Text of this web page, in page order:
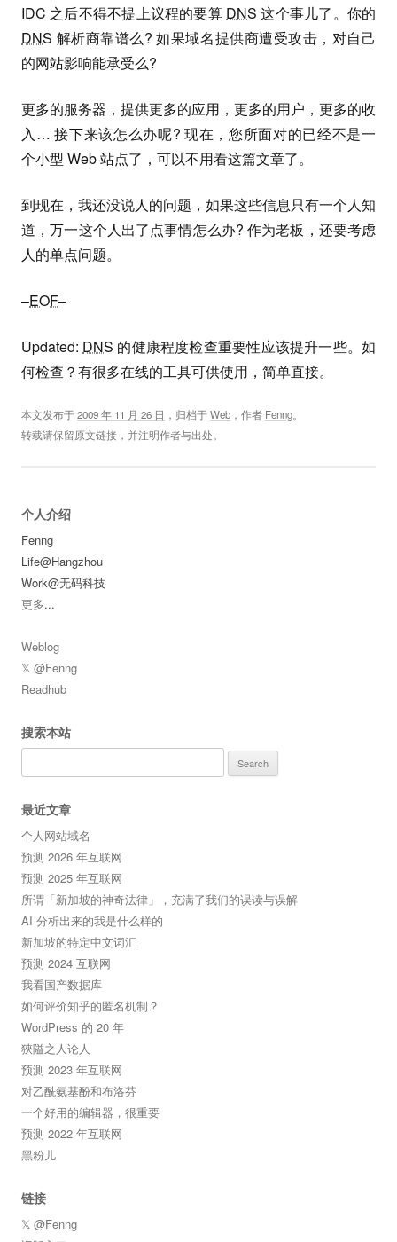
IDC 之后不得不提上议程的要算 DNS 这个事儿了。你的
DNS 解析商靠谱么? 如果域名提供商遭受攻击，对自己
的网站影响能承受么?
更多的服务器，提供更多的应用，更多的用户，更多的收
入… 接下来该怎么办呢? 现在，您所面对的已经不是一
个小型 Web 站点了，可以不用看这篇文章了。
到现在，我还没说人的问题，如果这些信息只有一个人知
道，万一这个人出了点事情怎么办? 作为老板，还要考虑
人的单点问题。
–EOF–
Updated: DNS 的健康程度检查重要性应该提升一些。如
何检查？有很多在线的工具可供使用，简单直接。
本文发布于2009 年 11 月 26 日 ，归档于Web ，作者 Fenng。
转载请保留原文链接，并注明作者与出处。
个人介绍
Fenng
Life@Hangzhou
Work@无码科技
更多...
Weblog
𝕏 @Fenng
Readhub
搜索本站
for:
最近文章
个人网站域名
预测 2026 年互联网
预测 2025 年互联网
所谓「新加坡的神奇法律」，充满了我们的误读与误解
AI 分析出来的我是什么样的
新加坡的特定中文词汇
预测 2024 互联网
我看国产数据库
如何评价知乎的匿名机制？
WordPress 的 20 年
狹隘之人论人
预测 2023 年互联网
对乙酰氨基酚和布洛芬
一个好用的编辑器，很重要
预测 2022 年互联网
黑粉儿
链接
𝕏 @Fenng